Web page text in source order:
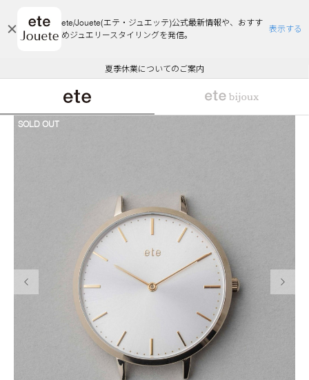
ete/Jouete(エテ・ジュエッテ)公式最新情報や、おすす
めジュエリースタイリングを発信。
表示する
エコラッピング及びエコポイント付与のご案内
ご注文いただいたお品物のお届け状況について
夏季休業についてのご案内
WEB Limited Items >>
採用のご案内
悪質な偽サイトにご注意ください
エコラッピング及びエコポイント付与のご案内
ご注文いただいたお品物のお届け状況について
SOLD OUT